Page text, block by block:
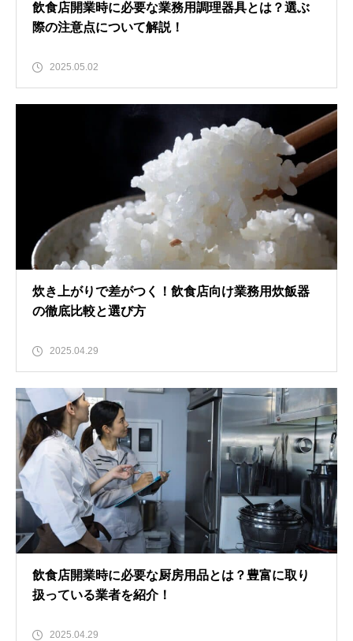
飲食店開業時に必要な業務用調理器具とは？選ぶ
際の注意点について解説！
2025.05.02
炊き上がりで差がつく！飲食店向け業務用炊飯器
の徹底比較と選び方
2025.04.29
飲食店開業時に必要な厨房用品とは？豊富に取り
扱っている業者を紹介！
2025.04.29